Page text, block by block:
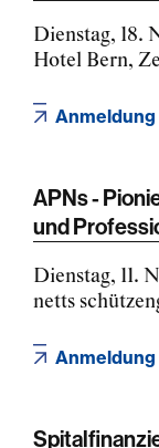
Dienstag, 18.
Hotel Bern,
APNs -
und
Dienstag, 11.
netts